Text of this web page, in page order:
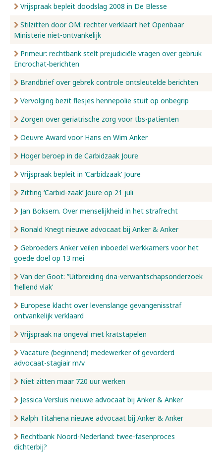
Vrijspraak bepleit doodslag 2008 in De Blesse
Stilzitten door OM: rechter verklaart het Openbaar
Ministerie niet-ontvankelijk
Primeur: rechtbank stelt prejudiciële vragen over gebruik
Encrochat-berichten
Brandbrief over gebrek controle ontsleutelde berichten
Vervolging bezit flesjes hennepolie stuit op onbegrip
Zorgen over geriatrische zorg voor tbs-patiënten
Oeuvre Award voor Hans en Wim Anker
Hoger beroep in de Carbidzaak Joure
Vrijspraak bepleit in ‘Carbidzaak’ Joure
Zitting ‘Carbid-zaak’ Joure op 21 juli
Jan Boksem. Over menselijkheid in het strafrecht
Ronald Knegt nieuwe advocaat bij Anker & Anker
Gebroeders Anker veilen inboedel werkkamers voor het
goede doel op 13 mei
Van der Goot: ”Uitbreiding dna-verwantschapsonderzoek
‘hellend vlak’
Europese klacht over levenslange gevangenisstraf
ontvankelijk verklaard
Vrijspraak na ongeval met kratstapelen
Vacature (beginnend) medewerker of gevorderd
advocaat-stagiair m/v
Niet zitten maar 720 uur werken
Jessica Versluis nieuwe advocaat bij Anker & Anker
Ralph Titahena nieuwe advocaat bij Anker & Anker
Rechtbank Noord-Nederland: twee-fasenproces
dichterbij?